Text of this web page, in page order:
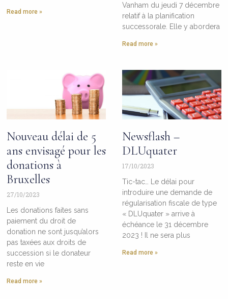
Read more »
Vanham du jeudi 7 décembre
relatif à la planification
successorale. Elle y abordera
Read more »
Nouveau délai de 5
ans envisagé pour les
donations à
Bruxelles
27/10/2023
Les donations faites sans
paiement du droit de
donation ne sont jusqu’alors
pas taxées aux droits de
succession si le donateur
reste en vie
Read more »
Newsflash –
DLUquater
17/10/2023
Tic-tac… Le délai pour
introduire une demande de
régularisation fiscale de type
« DLUquater » arrive à
échéance le 31 décembre
2023 ! Il ne sera plus
Read more »